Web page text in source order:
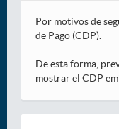
Por motivos de
de Pago (CDP).
De esta forma,
mostrar el CDP